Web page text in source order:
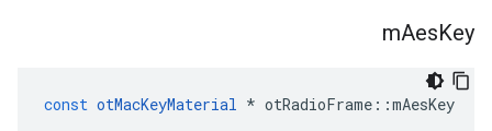
mAesKey
const otMacKeyMaterial * otRadioFrame ::mAesKey